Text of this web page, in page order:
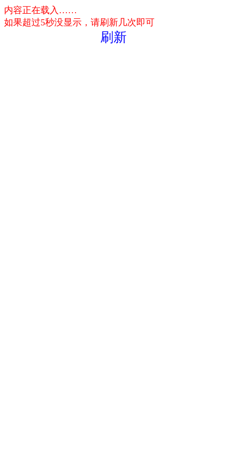
内容正在载入……
如果超过5秒没显示，请刷新几次即可
刷新